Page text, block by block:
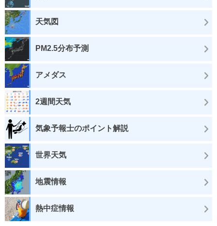
天気図
PM2.5分布予測
アメダス
2週間天気
気象予報士のポイント解説
世界天気
地震情報
熱中症情報